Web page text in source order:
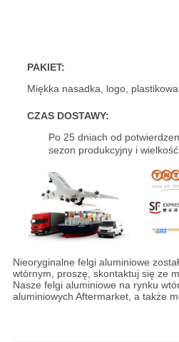
PAKIET:
Miękka nasadka, logo,
CZAS DOSTAWY:
Po 25 dniach od
sezon produkcyjny i
Nieoryginalne felgi aluminiowe
wtórnym, proszę, skontaktuj się ze
Nasze felgi aluminiowe na rynku
aluminiowych Aftermarket, a także